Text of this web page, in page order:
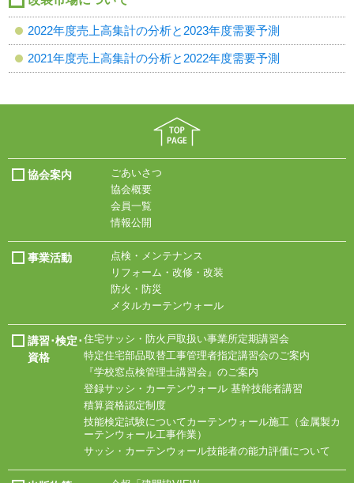
2022年度売上高集計の分析と2023年度需要予測
2021年度売上高集計の分析と2022年度需要予測
協会案内
ごあいさつ
協会概要
会員一覧
情報公開
事業活動
点検・メンテナンス
リフォーム・改修・改装
防火・防災
メタルカーテンウォール
講習･検定･
資格
住宅サッシ・防火戸取扱い事業所定期講習会
特定住宅部品取替工事管理者指定講習会の ご案内
『学校窓点検管理士講習会』のご案内
登録サッシ・ カーテンウォール 基幹技能者講習
積算資格認定制度
技能検定試験についてカーテンウォール施工 （金属製カ
ーテンウォール工事作業）
サッシ・ カーテンウォール技能者の能力評価について